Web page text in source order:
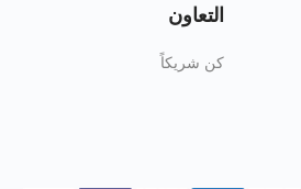
التعاون
كن شريكاً